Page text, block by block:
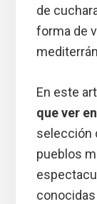
de
forma de
En este
que ver
selección
pueblos